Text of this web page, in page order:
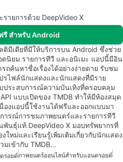
ายการด้วย DeepVideo X
รี สำหรับ Android
ติมีเดียที่มีให้บริการบน Android ซึ่งช่วย
นิยม รายการทีวี และอนิเมะ แอปนี้มีอิน
ถค้นหาชื่อเรื่องได้อย่างง่ายดาย รับชม
รไฟล์นักแสดงและนักแสดงที่มีราย
ประสบการณ์ความบันเทิงที่ครอบคลุม
แบบเปิดของ TMDB ทำให้มีห้องสมุด
องแอปนี้ใช้งานได้ฟรีและออกแบบมา
ารณ์การชมภาพยนตร์และรายการทีวี
นธุ์แท้ DeepVideo X มอบทรัพยากรที่
ใหม่และเรียนรู้เพิ่มเติมเกี่ยวกับนักแสดง
เข้ากับ TMDB…
รอยด์ภาพยนตร์ออนไลน์สำหรับแอนดรอยด์